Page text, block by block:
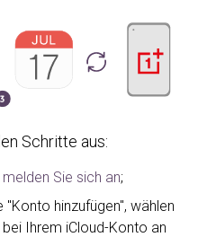
Schritte aus:
melden Sie sich an;
hinzufügen", wählen
Ihrem iCloud-Konto an